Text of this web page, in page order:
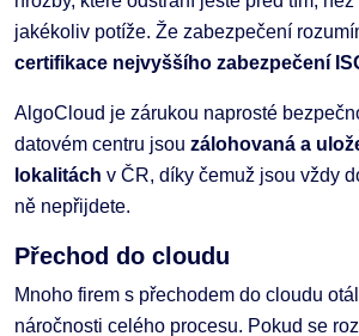
jakékoliv potíže. Že zabezpečení
certifikace nejvyššího zabezpečení
AlgoCloud je zárukou naprosté
datovém centru jsou zálohovaná a
lokalitách v ČR, díky čemuž jsou vždy
ně nepřijdete.
Přechod do cloudu
Mnoho firem s přechodem do cloudu
náročnosti celého procesu. Pokud se